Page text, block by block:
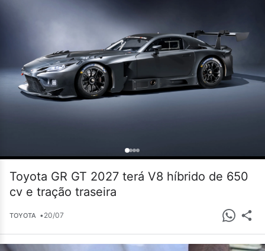
Toyota GR GT 2027 terá V8 híbrido de 650
cv e tração traseira
TOYOTA •20/07